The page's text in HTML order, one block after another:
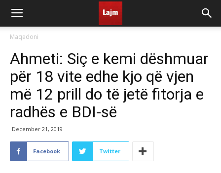
Maqedoni
Ahmeti: Siç e kemi dëshmuar
për 18 vite edhe kjo që vjen
më 12 prill do të jetë fitorja e
radhës e BDI-së
December 21, 2019
Facebook Twitter